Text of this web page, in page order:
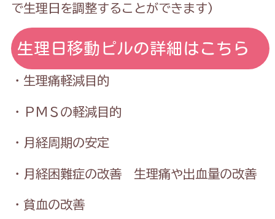
で生理日を調整することができます）
生理日移動ピルの詳細はこちら
・生理痛軽減目的
・ＰＭＳの軽減目的
・月経周期の安定
・月経困難症の改善 生理痛や出血量の改善
・貧血の改善